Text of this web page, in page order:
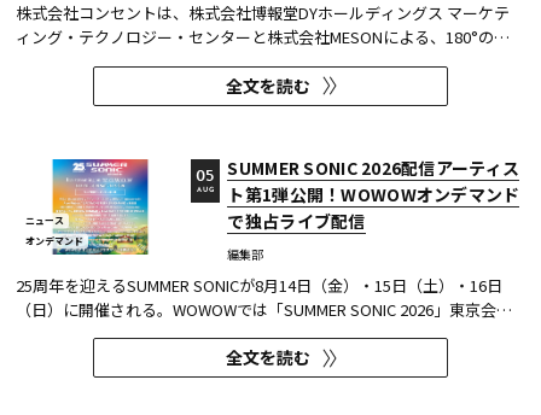
株式会社コンセントは、株式会社博報堂DYホールディングス マーケテ
ィング・テクノロジー・センターと株式会社MESONによる、180°の視
野角のImmersive Video（以下、イマーシブビデオ）を実験刺激に用い
た心理実験に協力し、そのプレプリント論文が2026年6月8日にarXivで
公開された。 本実験は、イマーシブビデオの撮影距離が体験者の「そ...
全文を読む
ニュース
オンデマンド
SUMMER SONIC 2026配信アーティス
ト第1弾公開！WOWOWオンデマンド
で独占ライブ配信
編集部
05
AUG
25周年を迎えるSUMMER SONICが8月14日（金）・15日（土）・16日
（日）に開催される。WOWOWでは「SUMMER SONIC 2026」東京会場
のZOZOマリンスタジアムと幕張メッセから、マリンステージ、マウン
テンステージ、ソニックステージ、パシフィックステージの模様を、3
日間にわたりWOWOWオンデマンドで独占ライブ配信する。 今回、配信
全文を読む